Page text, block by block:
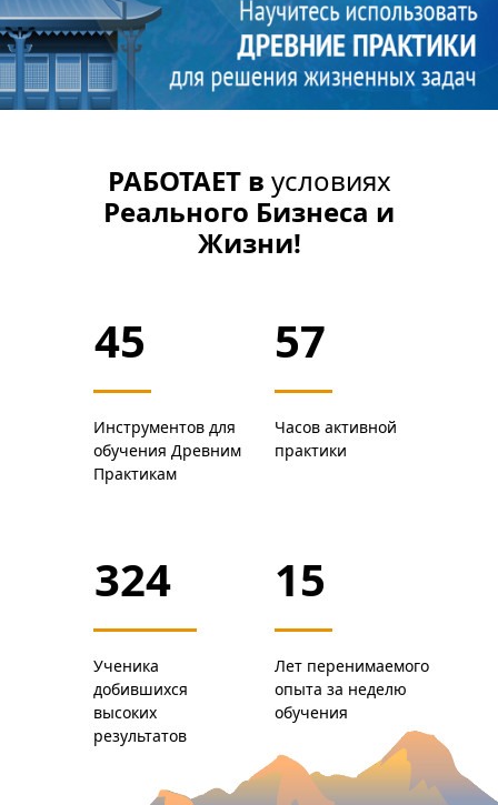
Ученика
добившихся
высоких
результатов
Лет перенимаемого
опыта за неделю
обучения
Инструментов для
обучения Древним
Практикам
Часов активной
практики
324
45
15
57
РАБОТАЕТ в условиях
Реального Бизнеса и
Жизни!